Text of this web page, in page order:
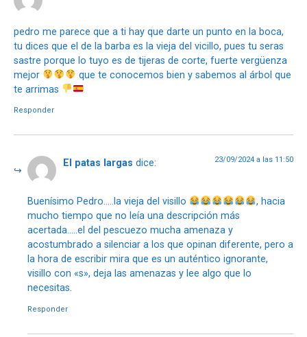
pedro me parece que a ti hay que darte un punto en la boca,
tu dices que el de la barba es la vieja del vicillo, pues tu seras
sastre porque lo tuyo es de tijeras de corte, fuerte vergüenza
mejor
que te conocemos bien y sabemos al árbol que
te arrimas
Responder
El patas largas dice: 23/09/2024 a las 11:50
Buenísimo Pedro…..la vieja del visillo
, hacia
mucho tiempo que no leía una descripción más
acertada…..el del pescuezo mucha amenaza y
acostumbrado a silenciar a los que opinan diferente, pero a
la hora de escribir mira que es un auténtico ignorante,
visillo con «s», deja las amenazas y lee algo que lo
necesitas.
Responder